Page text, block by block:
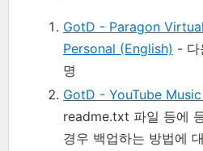
GotD - Paragon
Personal (English) - 다
명
GotD - YouTube
readme.txt 파일 등에
경우 백업하는 방법에